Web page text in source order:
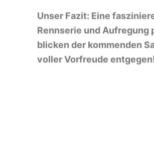
Unser Fazit: Eine
Rennserie und Aufregung
blicken der kommenden
voller Vorfreude